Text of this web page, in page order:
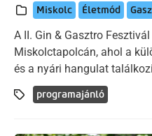
Miskolc Életmód
A II. Gin & Gasztro
Miskolctapolcán, ahol a
és a nyári hangulat
programajánló